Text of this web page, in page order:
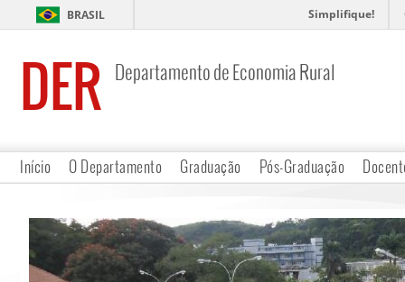
BRASIL Simplifique!
DER Departamento de Economia Rural
Início O Departamento Graduação Pós-Graduação